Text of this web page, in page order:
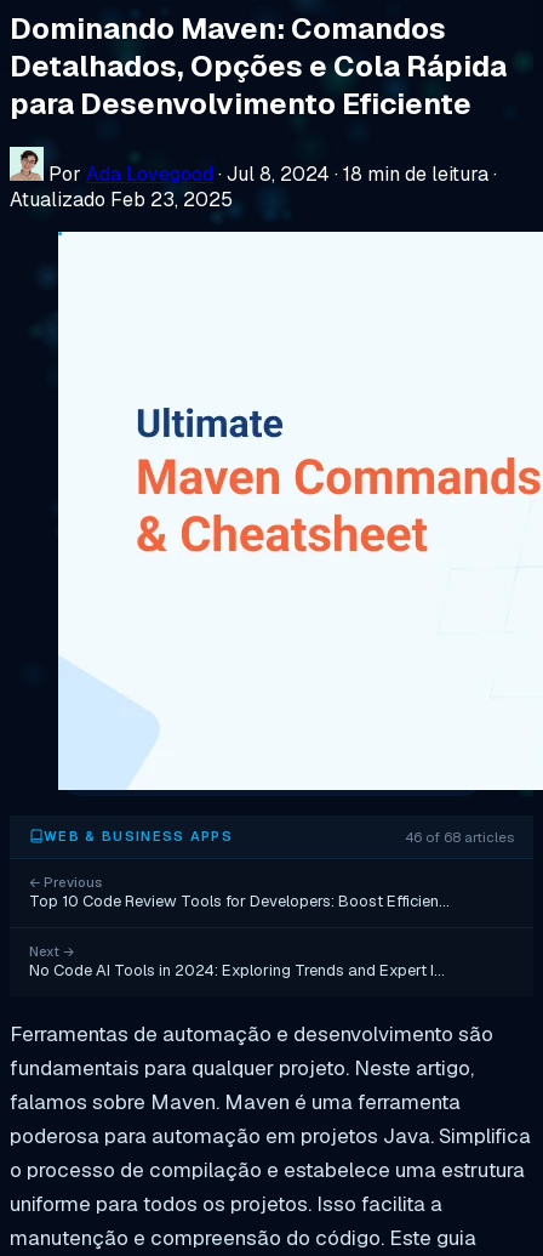
Dominando Maven: Comandos
Detalhados, Opções e Cola Rápida
para Desenvolvimento Eficiente
Por Ada Lovegood ·Jul 8, 2024 ·18 min de leitura·
Atualizado Feb 23, 2025
WEB & BUSINESS APPS 46 of 68 articles
← Previous
Top 10 Code Review Tools for Developers: Boost Efficien…
Next →
No Code AI Tools in 2024: Exploring Trends and Expert I…
Ferramentas de automação e desenvolvimento são
fundamentais para qualquer projeto. Neste artigo,
falamos sobre Maven. Maven é uma ferramenta
poderosa para automação em projetos Java. Simplifica
o processo de compilação e estabelece uma estrutura
uniforme para todos os projetos. Isso facilita a
manutenção e compreensão do código. Este guia